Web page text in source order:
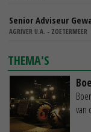
Senior Adviseur
AGRIVER U.A. - ZOETERMEER
THEMA'S
van